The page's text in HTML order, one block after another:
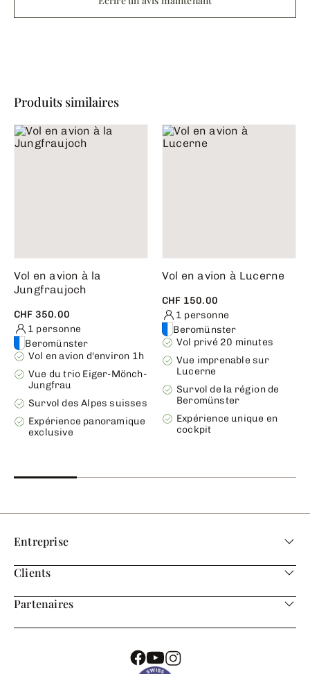
Produits similaires
Vol en avion à la
Jungfraujoch
CHF 350.00
1 personne
Beromünster
Vol en avion d'environ 1h
Vue du trio Eiger-Mönch-
Jungfrau
Survol des Alpes suisses
Expérience panoramique
exclusive
Vol en avion à Lucerne
CHF 150.00
1 personne
Beromünster
Vol privé 20 minutes
Vue imprenable sur
Lucerne
Survol de la région de
Beromünster
Expérience unique en
cockpit
Entreprise
Clients
Partenaires